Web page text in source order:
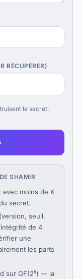
RÉCUPÉRER)
le secret.
SHAMIR
avec moins de K
secret.
seuil,
de 4
une
les parts
sur GF(2⁸) — la